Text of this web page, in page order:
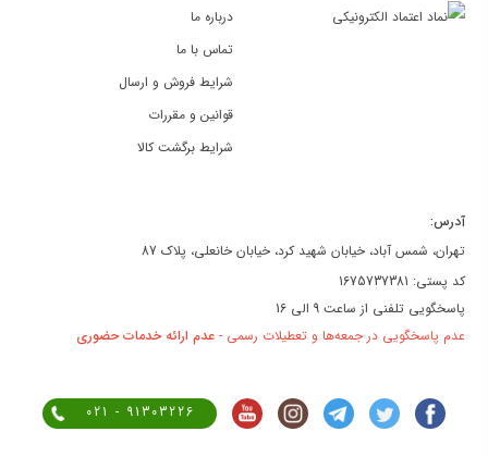
درباره ما
تماس با ما
شرایط فروش و ارسال
قوانین و مقررات
شرایط برگشت کالا
آدرس:
تهران، شمس آباد، خیابان شهید کرد، خیابان خانعلی، پلاک 87
کد پستی: 1675737381
پاسخگویی تلفنی از ساعت 9 الی 16
عدم پاسخگویی در جمعه‌ها و تعطیلات رسمی -عدم ارائه خدمات حضوری
021 - 91303226